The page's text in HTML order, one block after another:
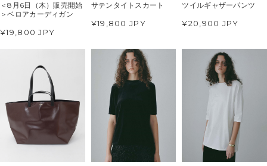
＜8月6日（木）販売開始
＞ベロアカーディガン
¥19,800 JPY
サテンタイトスカート
¥19,800 JPY
ツイルギャザーパンツ
¥20,900 JPY